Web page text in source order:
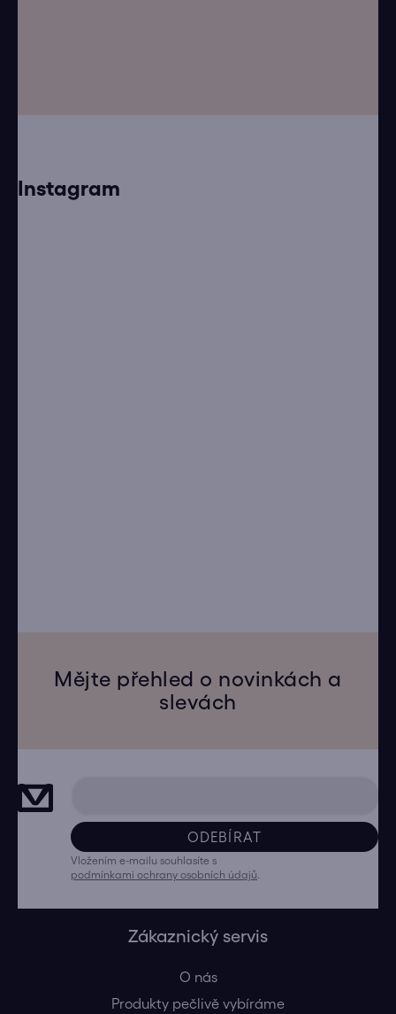
Instagram
Mějte přehled o novinkách a
slevách
ODEBÍRAT
Vložením e-mailu souhlasíte s
podmínkami ochrany osobních údajů
Zákaznický servis
O nás
Produkty pečlivě vybíráme